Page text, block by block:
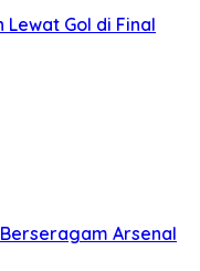
Lewat Gol di Final
Arsenal